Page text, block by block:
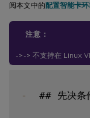
阅本文中的配置智能卡
注意：
- > - > 不支持在 Linux
-
## 先决条